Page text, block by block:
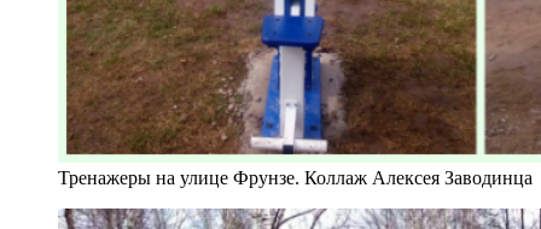
Тренажеры на улице Фрунзе. Коллаж Алексея Заводинца